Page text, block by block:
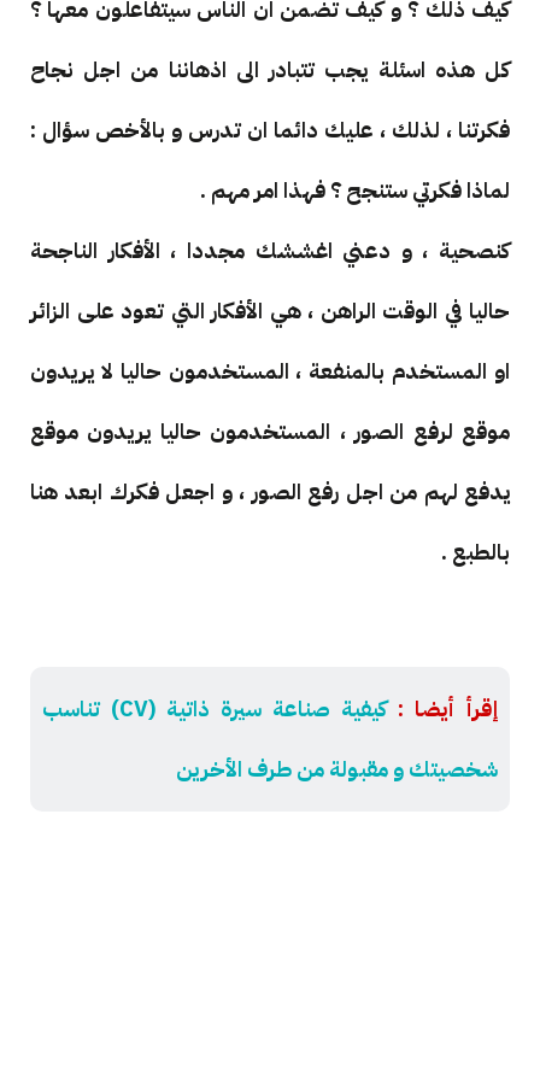
كيف ذلك ؟ و كيف تضمن ان الناس سيتفاعلون معها ؟
كل هذه اسئلة يجب تتبادر الى اذهاننا من اجل نجاح
فكرتنا ، لذلك ، عليك دائما ان تدرس و بالأخص سؤال :
لماذا فكرتي ستنجح ؟ فهذا امر مهم .
كنصحية ، و دعني اغششك مجددا ، الأفكار الناجحة
حاليا في الوقت الراهن ، هي الأفكار التي تعود على الزائر
او المستخدم بالمنفعة ، المستخدمون حاليا لا يريدون
موقع لرفع الصور ، المستخدمون حاليا يريدون موقع
يدفع لهم من اجل رفع الصور ، و اجعل فكرك ابعد هنا
بالطبع .
إقرأ أيضا :
كيفية صناعة سيرة ذاتية (CV) تناسب
شخصيتك و مقبولة من طرف الأخرين